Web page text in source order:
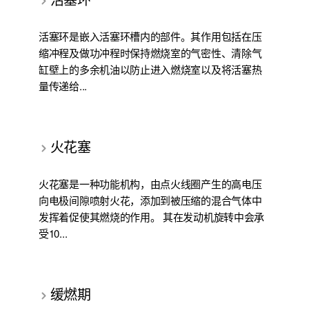
活塞环是嵌入活塞环槽内的部件。其作用包括在压
缩冲程及做功冲程时保持燃烧室的气密性、清除气
缸壁上的多余机油以防止进入燃烧室以及将活塞热
量传递给...
火花塞
火花塞是一种功能机构，由点火线圈产生的高电压
向电极间隙喷射火花，添加到被压缩的混合气体中
发挥着促使其燃烧的作用。 其在发动机旋转中会承
受10...
缓燃期